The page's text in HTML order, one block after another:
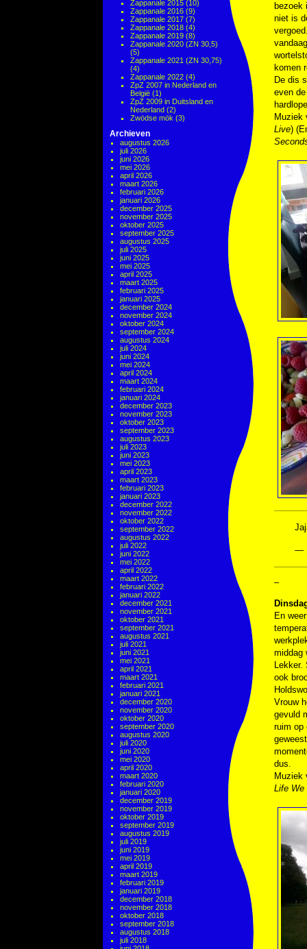
Zappanale 2015 (10)
Zappanale 2016 (9)
Zappanale 2017 (7)
Zappanale 2018 (4)
Zappanale 2019 (8)
Zappanale 2020 (ZN 30,5)
(5)
Zappanale 2021 (ZN 30,75)
(4)
Zappanale 2022 (4)
ZpZ 2007 in Nederland en
België (1)
ZpZ 2009 in Duitsland en
Nederland (2)
Zwödse mök (3)
Archieven
augustus 2026
juli 2026
juni 2026
mei 2026
april 2026
maart 2026
februari 2026
januari 2026
december 2025
november 2025
oktober 2025
september 2025
augustus 2025
juli 2025
juni 2025
mei 2025
april 2025
maart 2025
februari 2025
januari 2025
december 2024
november 2024
oktober 2024
september 2024
augustus 2024
juli 2024
juni 2024
mei 2024
april 2024
maart 2024
februari 2024
januari 2024
december 2023
november 2023
oktober 2023
september 2023
augustus 2023
juli 2023
juni 2023
mei 2023
april 2023
maart 2023
februari 2023
januari 2023
december 2022
november 2022
oktober 2022
september 2022
augustus 2022
juli 2022
juni 2022
mei 2022
april 2022
maart 2022
februari 2022
januari 2022
december 2021
november 2021
oktober 2021
september 2021
augustus 2021
juli 2021
juni 2021
mei 2021
april 2021
maart 2021
februari 2021
januari 2021
december 2020
november 2020
oktober 2020
september 2020
augustus 2020
juli 2020
juni 2020
mei 2020
april 2020
maart 2020
februari 2020
januari 2020
december 2019
november 2019
oktober 2019
september 2019
augustus 2019
juli 2019
juni 2019
mei 2019
april 2019
maart 2019
februari 2019
januari 2019
december 2018
november 2018
oktober 2018
september 2018
augustus 2018
juli 2018
bezoek
niet is
komen
De dis
even
Muziek
Live)
—
–
En
middag
Lekker.
ook
Vrouw
gevuld
ruim op
dus.
Muziek
Life We